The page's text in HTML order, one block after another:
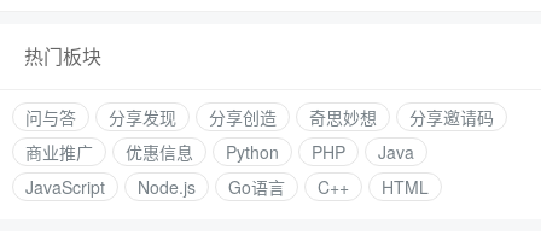
热门板块
问与答 分享发现 分享创造 奇思妙想
分享邀请码
商业推广
优惠信息 Python PHP
Java
JavaScript
Node.js Go语言 C++ HTML